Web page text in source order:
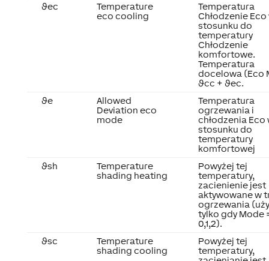
ϑec
Temperature
eco cooling
Temperatura
Chłodzenie Eco
stosunku do
temperatury
Chłodzenie
komfortowe.
Temperatura
docelowa (Eco
ϑcc + ϑec.
ϑe
Allowed
Deviation eco
mode
Temperatura
ogrzewania i
chłodzenia Eco
stosunku do
temperatury
komfortowej
ϑsh
Temperature
shading heating
Powyżej tej
temperatury,
zacienienie jest
aktywowane w
ogrzewania
tylko gdy Mode
0,1,2).
ϑsc
Temperature
shading cooling
Powyżej tej
temperatury,